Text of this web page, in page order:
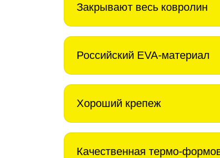
Закрывают весь ковролин
Российский EVA-материал
Хороший крепеж
Качественная термо-